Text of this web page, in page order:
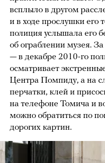
всплыло в другом
и в ходе прослушки его
полиция услышала его
об ограблении музея.
— в декабре 2010-го
осматривает
Центра Помпиду, а на
перчатки, клей и
на телефоне Томича и
можно обратиться по
дорогих картин.